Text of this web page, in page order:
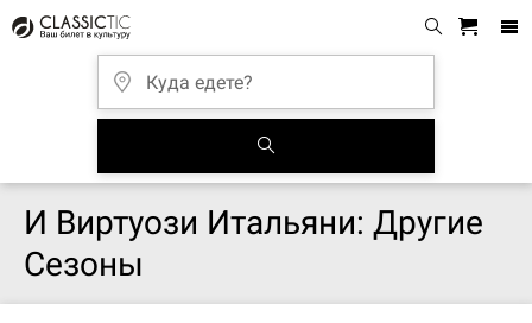
И Виртуози Итальяни: Другие
Сезоны